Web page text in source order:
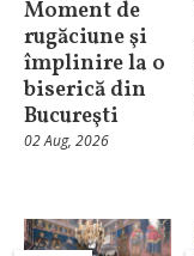
Moment de
rugăciune şi
împlinire la o
biserică din
Bucureşti
02 Aug, 2026